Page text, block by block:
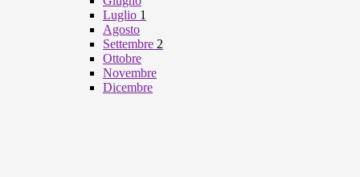
Luglio 1
Agosto
Settembre 2
Ottobre
Novembre
Dicembre